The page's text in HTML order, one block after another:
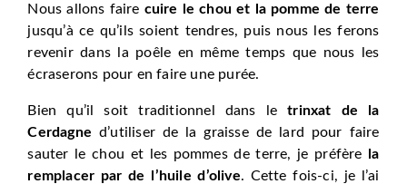
Nous allons faire cuire le chou et la pomme de terre
jusqu’à ce qu’ils soient tendres, puis nous les ferons
revenir dans la poêle en même temps que nous les
écraserons pour en faire une purée.
Bien qu’il soit traditionnel dans letrinxat de la
Cerdagne d’utiliser de la graisse de lard pour faire
sauter le chou et les pommes de terre, je préfère
la
remplacer par de l’huile d’olive. Cette fois-ci, je l’ai